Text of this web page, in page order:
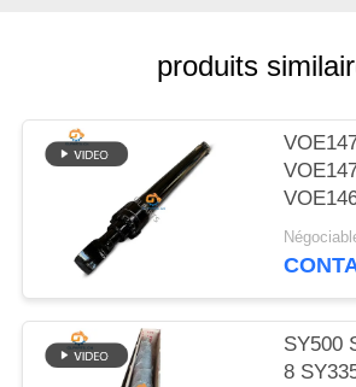
NOUVELLES
LES
AFFAIRES
PLAN
DU
SITE
produits
à bras
SY500
8